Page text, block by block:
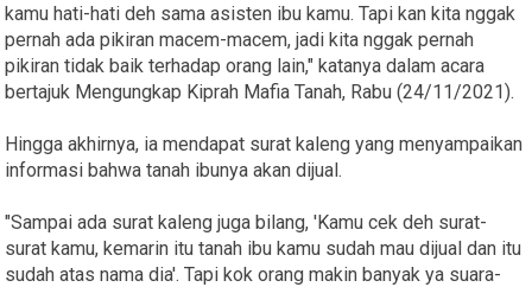
kamu hati-hati deh sama asisten ibu kamu. Tapi kan kita nggak
pernah ada pikiran macem-macem, jadi kita nggak pernah
pikiran tidak baik terhadap orang lain," katanya dalam acara
bertajuk Mengungkap Kiprah Mafia Tanah, Rabu (24/11/2021).
Hingga akhirnya, ia mendapat surat kaleng yang menyampaikan
informasi bahwa tanah ibunya akan dijual.
"Sampai ada surat kaleng juga bilang, 'Kamu cek deh surat-
surat kamu, kemarin itu tanah ibu kamu sudah mau dijual dan itu
sudah atas nama dia'. Tapi kok orang makin banyak ya suara-